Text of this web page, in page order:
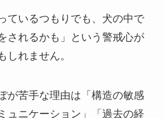
ているつもりでも、犬の中で
されるかも」という警戒心が
しれません。
が苦手な理由は「構造の敏感
ュニケーション」「過去の経